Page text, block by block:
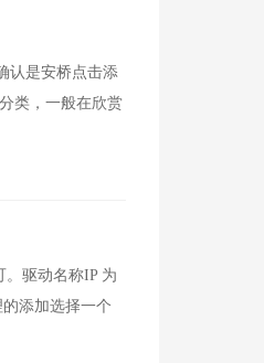
认是安桥点击添
类，一般在欣赏
。驱动名称IP 为
添加选择一个